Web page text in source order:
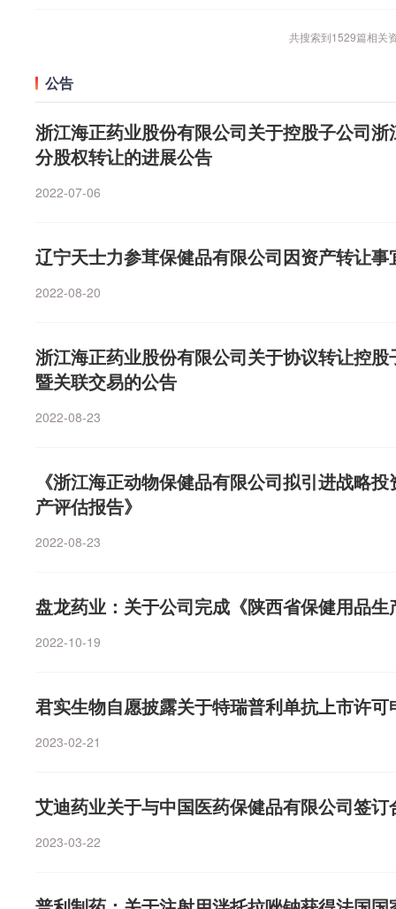
助眠益生菌成了刚需。天猫健康“保健品安心联盟”的发
合国人标准的高品质产品，重点加大对“蓝帽子”认证商品
标识、强化AI科普与精准推荐、倾斜核心流量，构建全链
牌而言，“安心”是立足底线，“趋势”是增长方向。品牌需
构建由AI驱动的用户信任资产。
一步提升资产运营效率。同时，优化公司资产负债结构
宠物食品客户。2024年、2025年，挪亚圣诺分别实现营
绩承诺期为从2026年1月1日至2028年12月31日，三年累
1.5亿元。爱普股份表示，本次收购是公司立足香精香料
大健康产业的重要战略布局，切入以Omega-3为原料的
原料赛道，实现业务多元化拓展。收购完成后，依托挪亚
资源方面形成深度协同，助力公司拓展健康食品原料领域
影响力。同时，助力公司从传统食品配料供应商成为具
与营养解决方案的服务商，提升核心竞争力与行业话语权
险能力。在财务层面，挪亚圣诺具备稳定的盈利能力，爱
时，优化公司资产负债结构，保障公司财务稳健性。
面形成深度协同，助力公司拓展健康食品原料领域，大
共搜索到1529篇相关
公告
浙江海正药业股份有限公司关于控股子公司
分股权转让的进展公告
2022-07-06
辽宁天士力参茸保健品有限公司因资产转让
2022-08-20
浙江海正药业股份有限公司关于协议转让控
暨关联交易的公告
2022-08-23
《浙江海正动物保健品有限公司拟引进战略
产评估报告》
2022-08-23
盘龙药业：关于公司完成《陕西省保健用品
2022-10-19
君实生物自愿披露关于特瑞普利单抗上市许
2023-02-21
艾迪药业关于与中国医药保健品有限公司签
2023-03-22